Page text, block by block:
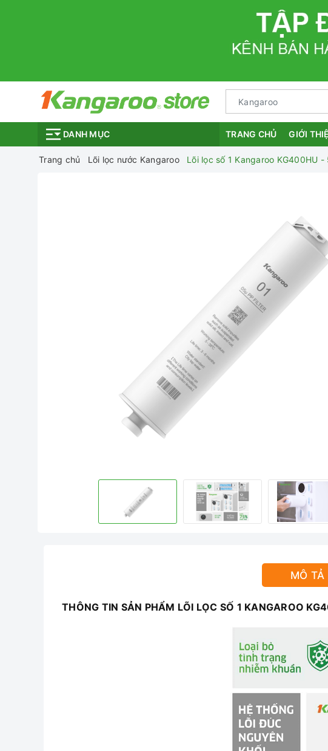
DANH MỤC TRANG CHỦ GIỚI
Trang chủ Lõi lọc nước Kangaroo Lõi lọc số 1 Kangaroo KG400HU -
MÔ TẢ
THÔNG TIN SẢN PHẨM LÕI LỌC SỐ 1 KANGAROO